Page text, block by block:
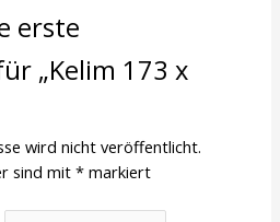
erste
„Kelim 173 x
wird nicht veröffentlicht.
sind mit* markiert